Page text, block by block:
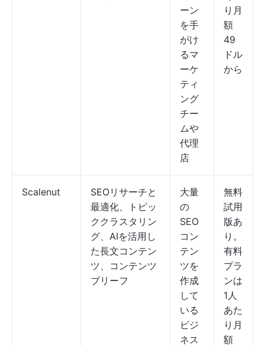
ーン
を手
がけ
るマ
ーケ
ティ
ング
チー
ムや
代理
店
り月
額
49
ドル
から
Scalenut
SEOリサーチと
最適化、トピッ
ククラスタリン
グ、AIを活用し
た長文コンテン
ツ、コンテンツ
ブリーフ
大量
の
SEO
コン
テン
ツを
作成
して
いる
ビジ
ネス
無料
試用
版あ
り。
有料
プラ
ンは
1人
あた
り月
額